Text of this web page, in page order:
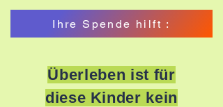
Ihre Spende hilft :
Überleben ist für
diese Kinder kein